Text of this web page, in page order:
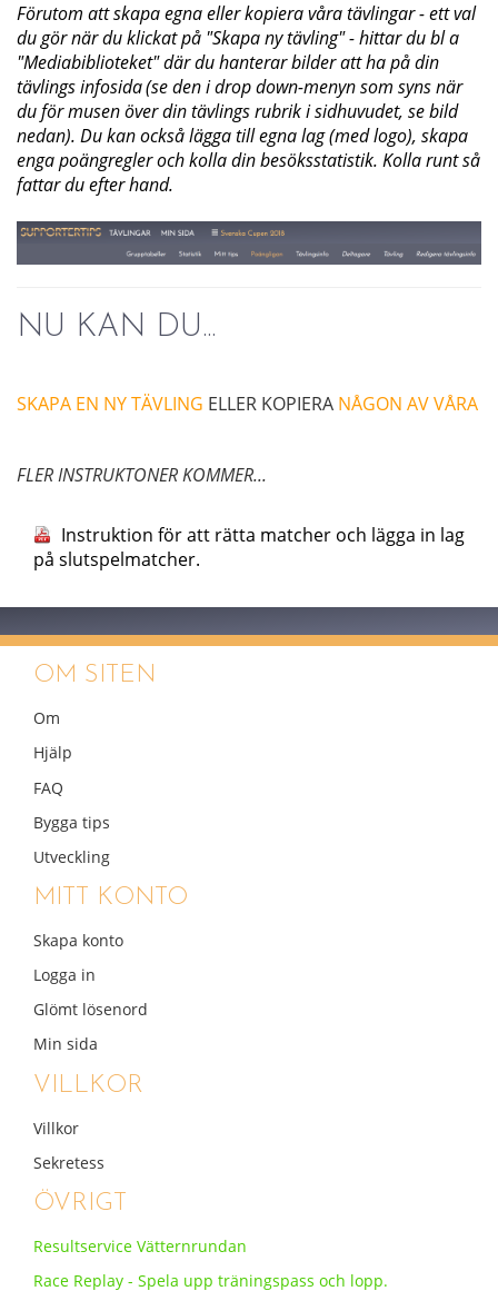
Förutom att skapa egna eller kopiera våra tävlingar - ett val
du gör när du klickat på "Skapa ny tävling" - hittar du bl a
"Mediabiblioteket" där du hanterar bilder att ha på din
tävlings infosida(se den i drop down-menyn som syns när
du för musen över din tävlings rubrik i sidhuvudet, se bild
nedan). Du kan också lägga till egna lag (med logo), skapa
enga poängregler och kolla din besöksstatistik. Kolla runt så
fattar du efter hand.
NU KAN DU...
SKAPA EN NY TÄVLING ELLER KOPIERA NÅGON AV VÅRA
FLER INSTRUKTONER KOMMER...
Instruktion för att rätta matcher och lägga in lag
på slutspelmatcher.
OM SITEN
Om
Hjälp
FAQ
Bygga tips
Utveckling
MITT KONTO
Skapa konto
Logga in
Glömt lösenord
Min sida
VILLKOR
Villkor
Sekretess
ÖVRIGT
Resultservice Vätternrundan
Race Replay - Spela upp träningspass och lopp.